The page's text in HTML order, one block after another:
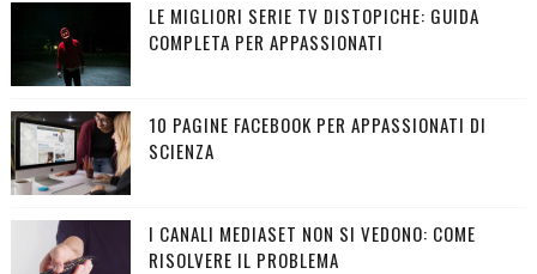
LE MIGLIORI SERIE TV DISTOPICHE: GUIDA
COMPLETA PER APPASSIONATI
10 PAGINE FACEBOOK PER APPASSIONATI DI
SCIENZA
I CANALI MEDIASET NON SI VEDONO: COME
RISOLVERE IL PROBLEMA